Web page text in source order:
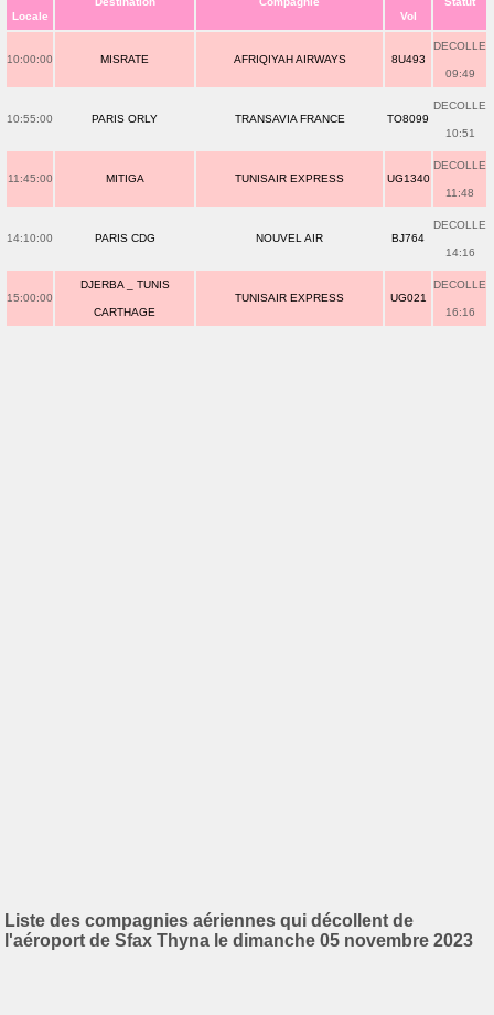
Locale Vol
10:00:00 MISRATE AFRIQIYAH AIRWAYS 8U493
DECOLLE
09:49
10:55:00 PARIS ORLY TRANSAVIA FRANCE TO8099
DECOLLE
10:51
11:45:00 MITIGA TUNISAIR EXPRESS UG1340
DECOLLE
11:48
14:10:00 PARIS CDG NOUVEL AIR BJ764
DECOLLE
14:16
15:00:00
DJERBA _ TUNIS
CARTHAGE
TUNISAIR EXPRESS UG021
DECOLLE
16:16
Liste des compagnies aériennes qui décollent de
l'aéroport de Sfax Thyna le dimanche 05 novembre 2023